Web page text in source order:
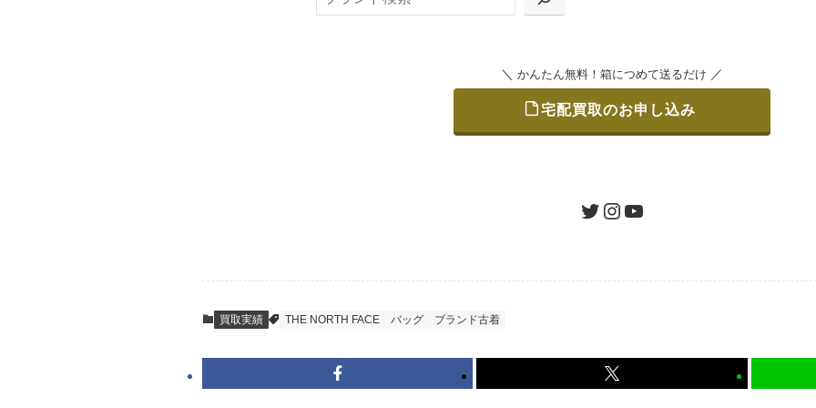
箱に売りたいお品をつめて、送るだけで簡単にご利用いただけます。
到着即日に査定いたします。買取金額にご納得いただければ、最短即日の入金が
キャンセルも1点から可能、返送料も無料です。（すべて弊社が負担いたします
かんたん無料！箱につめて送るだけ
＼ かんたん無料！箱につめて送るだけ ／
宅配買取のお申し込み
ツイッターインスタグラムユーチューブ
買取実績 THE NORTH FACE バッグ ブランド古着